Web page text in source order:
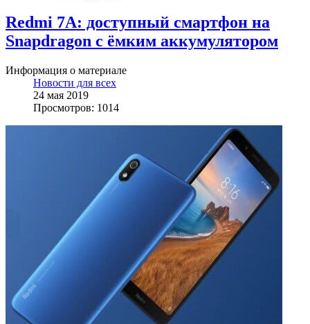
Redmi 7A: доступный смартфон на
Snapdragon с ёмким аккумулятором
Информация о материале
Новости для всех
24 мая 2019
Просмотров: 1014